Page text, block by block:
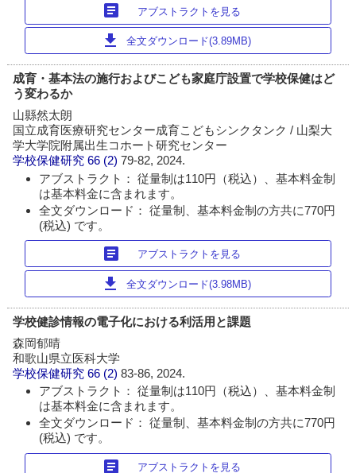
article アブストラクトを見る
download 全文ダウンロード(3.89MB)
成育・基本法の施行およびこども家庭庁設置で学校保健はど
う変わるか
山縣然太朗
国立成育医療研究センター成育こどもシンクタンク / 山梨大
学大学院附属出生コホート研究センター
学校保健研究 66 (2)79-82, 2024.
アブストラクト： 従量制は110円（税込）、基本料金制
は基本料金に含まれます。
全文ダウンロード： 従量制、基本料金制の方共に770円
(税込) です。
article アブストラクトを見る
download 全文ダウンロード(3.98MB)
学校健診情報の電子化における利活用と課題
森岡郁晴
和歌山県立医科大学
学校保健研究 66 (2)83-86, 2024.
アブストラクト： 従量制は110円（税込）、基本料金制
は基本料金に含まれます。
全文ダウンロード： 従量制、基本料金制の方共に770円
(税込) です。
article アブストラクトを見る